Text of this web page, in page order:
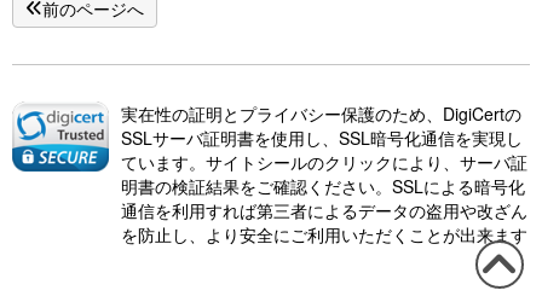
前のページへ
実在性の証明とプライバシー保護のため、DigiCertの
SSLサーバ証明書を使用し、SSL暗号化通信を実現し
ています。サイトシールのクリックにより、サーバ証
明書の検証結果をご確認ください。SSLによる暗号化
通信を利用すれば第三者によるデータの盗用や改ざん
を防止し、より安全にご利用いただくことが出来ます